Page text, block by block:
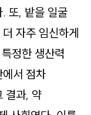
또, 밭을 일굴
자주 임신하게
정한 생산력
서 점차
결과, 약